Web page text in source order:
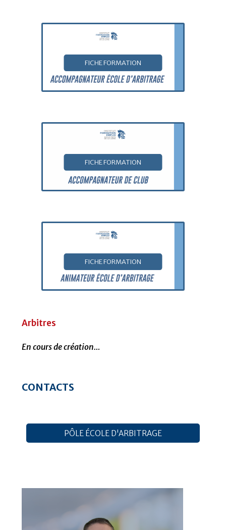
FICHE FORMATION
FICHE FORMATION
FICHE FORMATION
Arbitres
En cours de création…
CONTACTS
PÔLE ÉCOLE D'ARBITRAGE